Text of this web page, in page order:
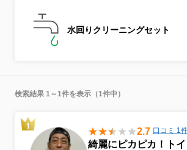
水回りクリーニングセット
検索結果 1～1件を表示（1件中）
2.7 口コミ 1
綺麗にピカピカ！ト